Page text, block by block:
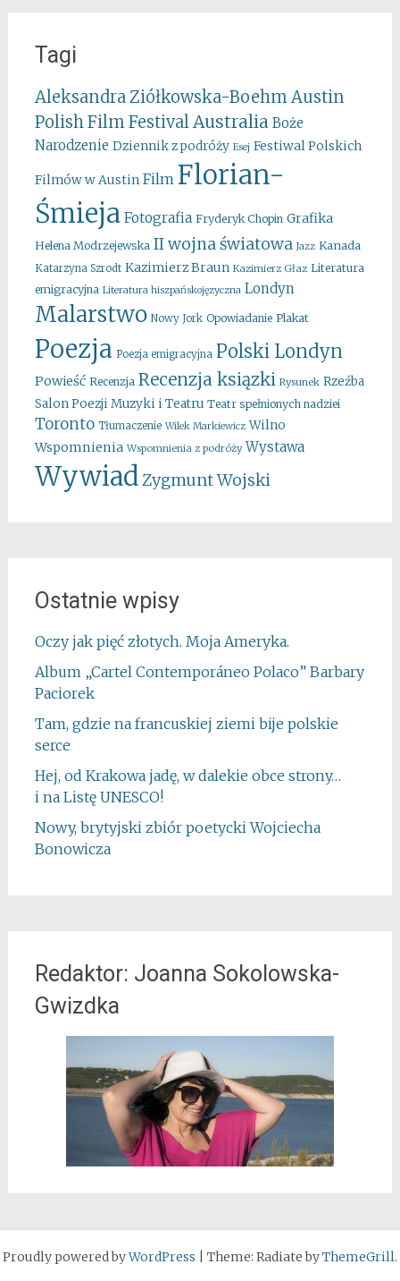
Tagi
Aleksandra Ziółkowska-Boehm Austin
Polish Film Festival Australia Boże
Narodzenie Dziennik z podróży Esej Festiwal Polskich
Filmów w Austin Film Florian-
Śmieja Fotografia Fryderyk Chopin Grafika
Helena Modrzejewska II wojna światowa Jazz Kanada
Katarzyna Szrodt Kazimierz Braun Kazimierz Głaz Literatura
emigracyjna Literatura hiszpańskojęzyczna Londyn
Malarstwo Nowy Jork Opowiadanie Plakat
Poezja Poezja emigracyjna Polski Londyn
Powieść Recenzja Recenzja ksiązki Rysunek Rzeźba
Salon Poezji Muzyki i Teatru Teatr spełnionych nadziei
Toronto Tłumaczenie Wilek Markiewicz Wilno
Wspomnienia Wspomnienia z podróży Wystawa
WywiadZygmunt Wojski
Ostatnie wpisy
Oczy jak pięć złotych. Moja Ameryka.
Album „Cartel Contemporáneo Polaco” Barbary
Paciorek
Tam, gdzie na francuskiej ziemi bije polskie
serce
Hej, od Krakowa jadę, w dalekie obce strony…
i na Listę UNESCO!
Nowy, brytyjski zbiór poetycki Wojciecha
Bonowicza
Redaktor: Joanna Sokolowska-
Gwizdka
Proudly powered byWordPress Theme: Radiate byThemeGrill.